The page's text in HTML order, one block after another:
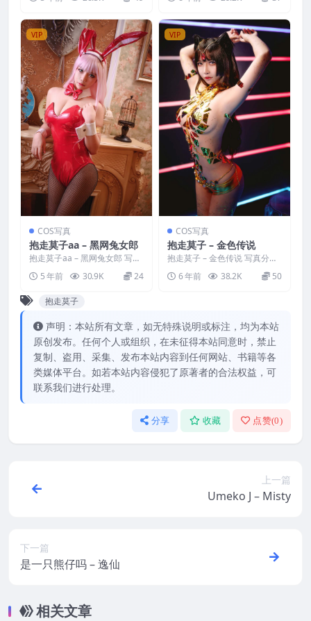
VIP
COS写真
抱走莫子aa – 黑网兔女郎
抱走莫子aa – 黑网兔女郎 写真
分类：唯美，参与模特：抱走
莫子aa [套图大小...
5 年前 30.9K 24
VIP
COS写真
抱走莫子 – 金色传说
抱走莫子 – 金色传说 写真分
类：唯美，参与模特：抱走莫
子aa [图分辨率]：[...
6 年前 38.2K 50
抱走莫子
声明：本站所有文章，如无特殊说明或标注，均为本站
原创发布。任何个人或组织，在未征得本站同意时，禁止
复制、盗用、采集、发布本站内容到任何网站、书籍等各
类媒体平台。如若本站内容侵犯了原著者的合法权益，可
联系我们进行处理。
分享 收藏 点赞(0)
上一篇
Umeko J – Misty
下一篇
是一只熊仔吗 – 逸仙
相关文章